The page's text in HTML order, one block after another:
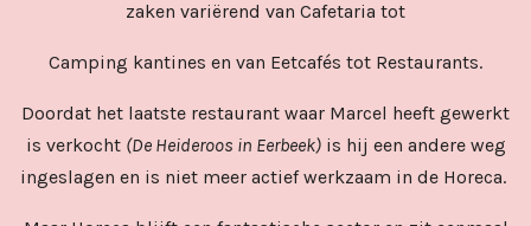
zaken variërend van Cafetaria tot
Camping kantines en van Eetcafés tot Restaurants.
Doordat het laatste restaurant waar Marcel heeft gewerkt
is verkocht (De Heideroos in Eerbeek)is hij een andere weg
ingeslagen en is niet meer actief werkzaam in de Horeca.